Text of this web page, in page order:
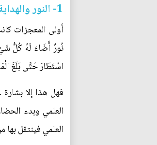
1- النور والهداية تعمُّ الكون
أولى المعجزات
نُورٌ أَضَاءَ لَهُ كُلُّ
اسْتَطَارَ حَتَّى بَلَغَ
فهل هذا إلا
العلمي وبدء
العلمي فينتقل بها